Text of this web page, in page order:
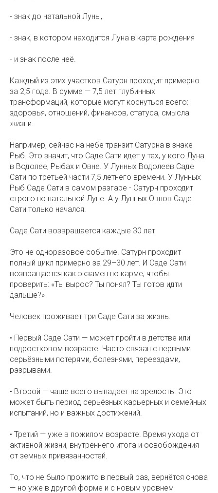
- знак до натальной Луны,
- знак, в котором находится Луна в карте рождения
- и знак после неё.
Каждый из этих участков Сатурн проходит примерно
за 2,5 года. В сумме — 7,5 лет глубинных
трансформаций, которые могут коснуться всего:
здоровья, отношений, финансов, статуса, смысла
жизни.
Например, сейчас на небе транзит Сатурна в знаке
Рыб. Это значит, что Саде Сати идет у тех, у кого Луна
в Водолее, Рыбах и Овне. У Лунных Водолеев Саде
Сати по третьей части 7,5 летнего времени. У Лунных
Рыб Саде Сати в самом разгаре - Сатурн проходит
строго по натальной Луне. А у Лунных Овнов Саде
Сати только начался.
Саде Сати возвращается каждые 30 лет⠀
Это не одноразовое событие. Сатурн проходит
полный цикл примерно за 29–30 лет. И Саде Сати
возвращается как экзамен по карме, чтобы
проверить: «Ты вырос? Ты понял? Ты готов идти
дальше?»
Человек проживает три Саде Сати за жизнь.
• Первый Саде Сати — может пройти в детстве или
подростковом возрасте. Часто связан с первыми
серьёзными потерями, болезнями, переездами,
разрывами.
• Второй — чаще всего выпадает на зрелость. Это
может быть период серьёзных карьерных и семейных
испытаний, но и важных достижений.
• Третий — уже в пожилом возрасте. Время ухода от
активной жизни, внутреннего итога и освобождения
от земных привязанностей. ⠀
То, что не было прожито в первый раз, вернётся снова
— но уже в другой форме и с новым уровнем